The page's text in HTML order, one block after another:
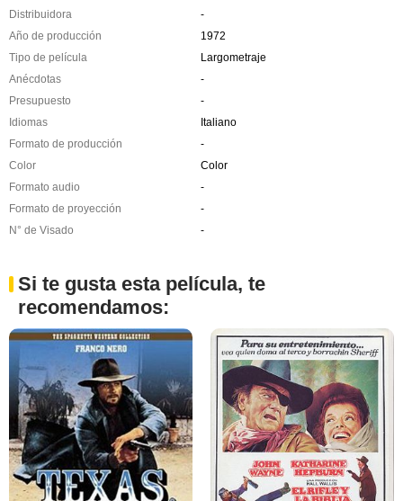
Distribuidora
-
Año de producción
1972
Tipo de película
Largometraje
Anécdotas
-
Presupuesto
-
Idiomas
Italiano
Formato de producción
-
Color
Color
Formato audio
-
Formato de proyección
-
N° de Visado
-
Si te gusta esta película, te
recomendamos: